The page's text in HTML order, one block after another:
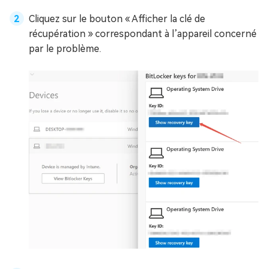
Cliquez sur le bouton « Afficher la clé de
récupération » correspondant à l’appareil concerné
par le problème.